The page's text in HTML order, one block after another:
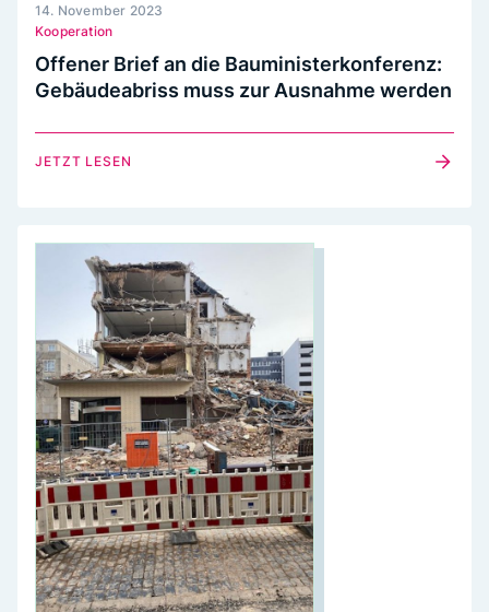
Kooperation
14. November 2023
Offener Brief an die Bauministerkonferenz:
Gebäudeabriss muss zur Ausnahme werden
JETZT LESEN